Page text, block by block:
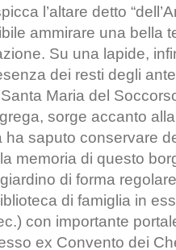
l’altare detto
ammirare una bella
Su una lapide,
dei resti degli
Maria del
sorge accanto
ha saputo conservare
memoria di questo
di forma
di famiglia in
con importante
ex Convento dei